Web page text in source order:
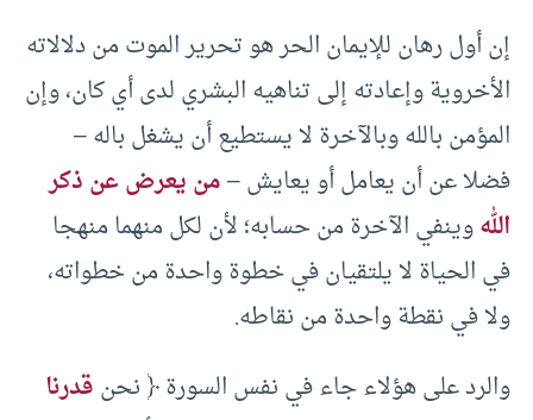
إن أول رهان للإيمان الحر هو تحرير الموت من دلالاته
الأخروية وإعادته إلى تناهيه البشري لدى أي كان، وإن
المؤمن بالله وبالآخرة لا يستطيع أن يشغل باله –
فضلا عن أن يعامل أو يعايش –من يعرض عن ذكر
اللهوينفي الآخرة من حسابه؛ لأن لكل منهما منهجا
في الحياة لا يلتقيان في خطوة واحدة من خطواته،
ولا في نقطة واحدة من نقاطه.
والرد على هؤلاء جاء في نفس السورة ﴿ نحنقدرنا